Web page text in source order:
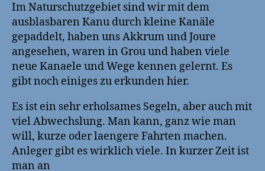
Im Naturschutzgebiet sind wir mit dem
ausblasbaren Kanu durch kleine Kanäle
gepaddelt, haben uns Akkrum und Joure
angesehen, waren in Grou und haben viele
neue Kanaele und Wege kennen gelernt. Es
gibt noch einiges zu erkunden hier.
Es ist ein sehr erholsames Segeln, aber auch mit
viel Abwechslung. Man kann, ganz wie man
will, kurze oder laengere Fahrten machen.
Anleger gibt es wirklich viele. In kurzer Zeit ist
man an